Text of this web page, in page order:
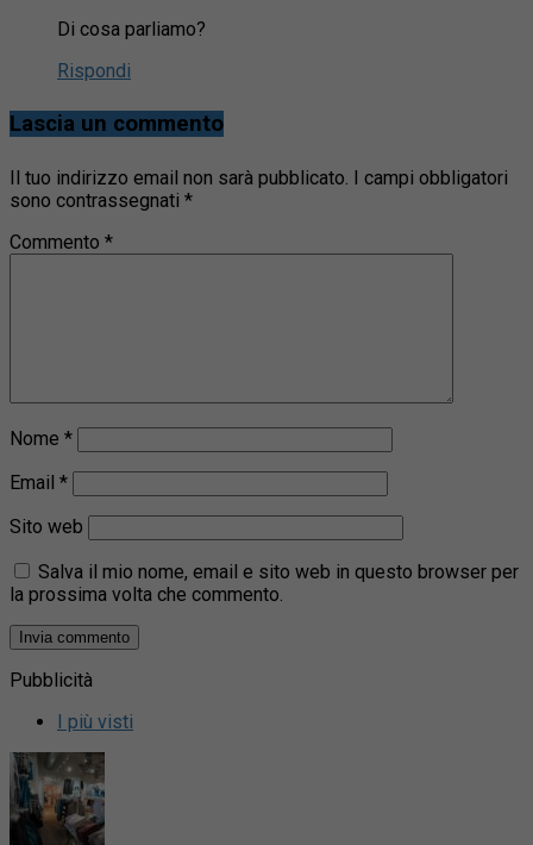
Di cosa parliamo?
Rispondi
Lascia un commento
Il tuo indirizzo email non sarà pubblicato.
I campi obbligatori
sono contrassegnati *
Commento *
Nome *
Email *
Sito web
Salva il mio nome, email e sito web in questo browser per
la prossima volta che commento.
Pubblicità
I più visti